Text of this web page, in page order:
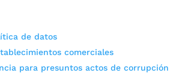
de datos
comerciales
para presuntos actos de corrupción